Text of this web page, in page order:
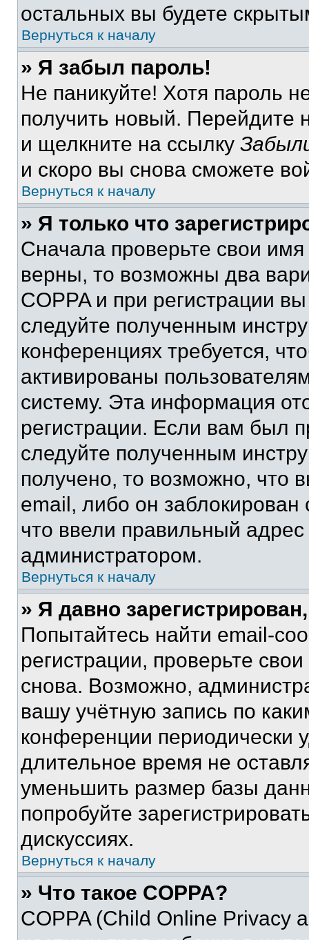
остальных вы будете
Вернуться к началу
» Я забыл пароль!
Не паникуйте! Хотя пароль
получить новый. Перейдите
и щелкните на ссылку
и скоро вы снова сможете
Вернуться к началу
» Я только что
Сначала проверьте свои
верны, то возможны два
COPPA и при регистрации
следуйте полученным
конференциях требуется,
активированы
систему. Эта информация
регистрации. Если вам был
следуйте полученным
получено, то возможно, что
email, либо он
что ввели правильный адрес
администратором.
Вернуться к началу
» Я давно
Попытайтесь найти email-
регистрации, проверьте
снова. Возможно,
вашу учётную запись по
конференции периодически
длительное время не
уменьшить размер базы
попробуйте
дискуссиях.
Вернуться к началу
» Что такое COPPA?
COPPA (Child Online Privacy